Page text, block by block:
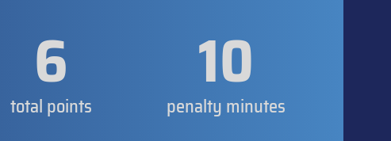
6
total points 10
penalty minutes